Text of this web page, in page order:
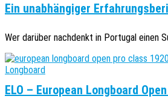
Ein unabhängiger
Wer darüber nachdenkt in Portugal einen
Longboard
ELO – European Longboard